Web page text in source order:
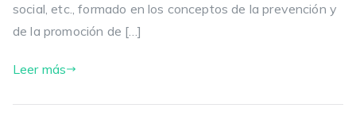
social, etc., formado en los conceptos de la prevención y
de la promoción de […]
Leer más